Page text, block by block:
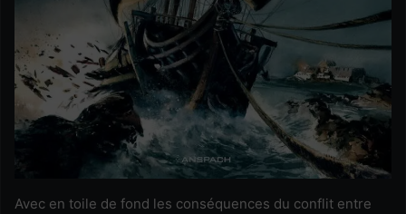
Avec en toile de fond les conséquences du conflit entre